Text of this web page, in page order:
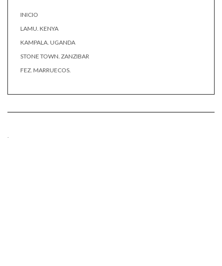
INICIO
LAMU. KENYA
KAMPALA. UGANDA
STONE TOWN. ZANZIBAR
FEZ. MARRUECOS.
.